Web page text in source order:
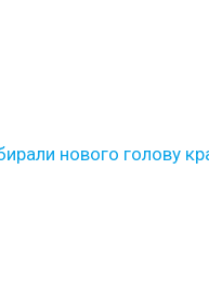
нового голову